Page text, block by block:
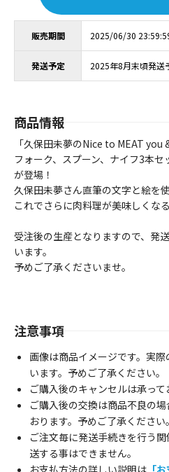
販売期間 2025/06/30
発送予定 2025年8月末頃発送
商品情報
「久保田未夢のNice to MEAT you
フォーク、スプーン、ナイフ3本
が登場！
久保田未夢さん直筆の文字と絵を
これでさらに肉料理が美味しくな
受注後の生産となりますので、発
います。
予めご了承くださいませ。
注意事項
画像は商品イメージです。実
います。予めご了承ください。
ご購入後のキャンセルは承って
ご購入後の交換は商品不良の
おります。予めご了承ください。
ご注文毎に発送手続きを行う
送する事はできません。
お支払方法の詳しい説明は 「